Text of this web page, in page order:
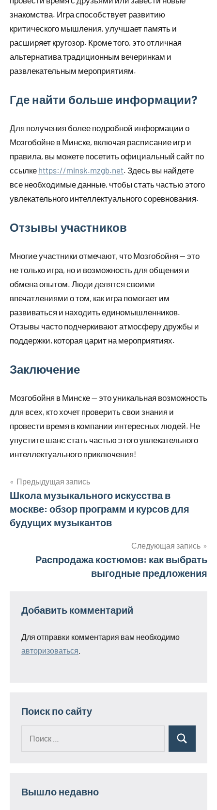
знакомства. Игра способствует развитию
критического мышления, улучшает память и
расширяет кругозор. Кроме того, это отличная
альтернатива традиционным вечеринкам и
развлекательным мероприятиям.
Где найти больше информации?
Для получения более подробной информации о
Мозгобойне в Минске, включая расписание игр и
правила, вы можете посетить официальный сайт по
ссылке https://minsk.mzgb.net. Здесь вы найдете
все необходимые данные, чтобы стать частью этого
увлекательного интеллектуального соревнования.
Отзывы участников
Многие участники отмечают, что Мозгобойня — это
не только игра, но и возможность для общения и
обмена опытом. Люди делятся своими
впечатлениями о том, как игра помогает им
развиваться и находить единомышленников.
Отзывы часто подчеркивают атмосферу дружбы и
поддержки, которая царит на мероприятиях.
Заключение
Мозгобойня в Минске — это уникальная возможность
для всех, кто хочет проверить свои знания и
провести время в компании интересных людей. Не
упустите шанс стать частью этого увлекательного
интеллектуального приключения!
Навигация
по
Предыдущая запись
Школа музыкального искусства в
москве: обзор программ и курсов для
будущих музыкантов
Следующая запись
Распродажа костюмов: как выбрать
выгодные предложения
Добавить комментарий
Для отправки комментария вам необходимо
авторизоваться
Поиск по сайту
Поиск
Вышло недавно